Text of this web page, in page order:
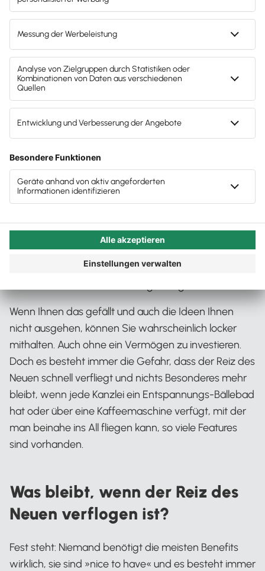
auch für Sie.
folgerichtig von allen Seiten, dass sie ihre
Ansprüche anpassen und etwas bieten müssen, um
Mitarbeiter:innen zu finden. Das stimmt auch. Doch
die Erfolgsaussichten lassen sich noch deutlich
weiter steigern.
Autor:in:
Veröffentlicht:09.12.2019
Kategorie:Steuerberater:innen
Getränke gehen aufs Haus, verspannte Schultern
werden massiert und in regelmäßigen Abständen
wird zur Gruppentherapie in Form von Teambuilding-
Einzelkämpfer:innen auf der Suche nach den ersten
Team-Mitgliedern kommen ganz schön ins
Schwitzen, so hoch scheint die Latte für Mitarbeiter-
Wenn Ihnen das gefällt und auch die Ideen Ihnen
nicht ausgehen, können Sie wahrscheinlich locker
mithalten. Auch ohne ein Vermögen zu investieren.
Doch es besteht immer die Gefahr, dass der Reiz des
Neuen schnell verfliegt und nichts Besonderes mehr
bleibt, wenn jede Kanzlei ein Entspannungs-Bällebad
hat oder über eine Kaffeemaschine verfügt, mit der
man beinahe ins All fliegen kann, so viele Features
sind vorhanden.
Was bleibt, wenn der Reiz des
Neuen verflogen ist?
Fest steht: Niemand benötigt die meisten Benefits
wirklich, sie sind »nice to have« und es besteht immer